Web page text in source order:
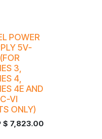
POWER
5V-
3,
4,
4E AND
VI
ONLY)
$ 7,823.00